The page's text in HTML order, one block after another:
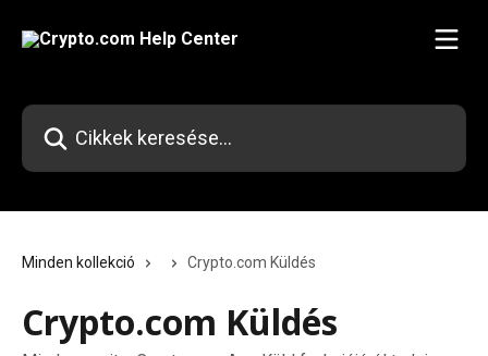
Cikkek keresése…
Minden kollekció Crypto.com Küldés
Crypto.com Küldés